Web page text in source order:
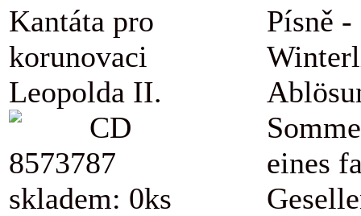
Kantáta pro
korunovaci
Leopolda II.
CD
8573787
skladem: 0ks
Písně
eines